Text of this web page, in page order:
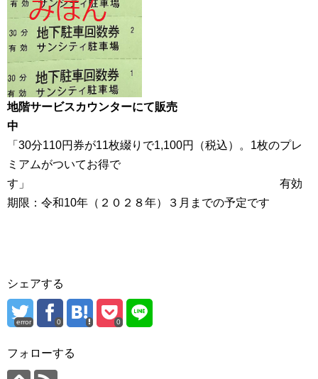
地階サービスカウンターにて販売
中
「30分110円券が11枚綴りで1,100円（税込）。1枚のプレ
ミアムがついてお得で
す」 有効
期限：令和10年（２０２８年）３月までの予定です
シェアする
error 0 0
フォローする